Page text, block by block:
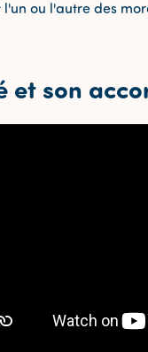
l'un ou l'autre des
et son